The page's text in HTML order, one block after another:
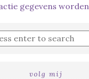
gegevens
volg mij